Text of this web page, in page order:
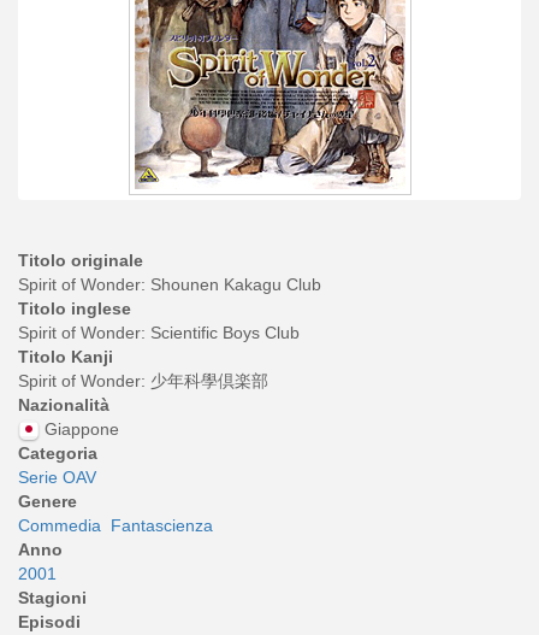
Titolo originale
Spirit of Wonder: Shounen Kakagu Club
Titolo inglese
Spirit of Wonder: Scientific Boys Club
Titolo Kanji
Spirit of Wonder: 少年科學倶楽部
Nazionalità
Giappone
Categoria
Serie OAV
Genere
Commedia Fantascienza
Anno
2001
Stagioni
Episodi